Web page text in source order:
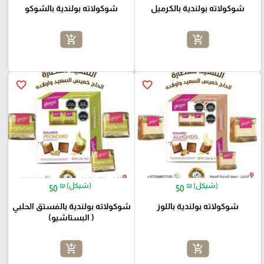
شوكولاته بولندية بالكرميل
add_shopping_cart
شوكولاته بولندية بالشوكو
add_shopping_cart
favorite_border
50 ₪ (شيكل)
شوكولاته بولندية باللوز
add_shopping_cart
favorite_border
50 ₪ (شيكل)
شوكولاته بولندية بالفستق الحلبي
( البستاشيو)
add_shopping_cart